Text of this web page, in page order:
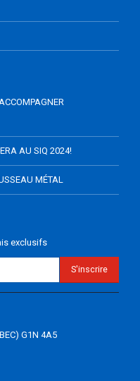
AU SIQ 2024!
MÉTAL
exclusifs
G1N 4A5